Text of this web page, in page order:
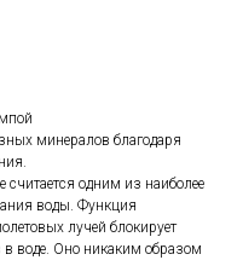
минералов благодаря
одним из наиболее
воды. Функция
лучей блокирует
воде. Оно никаким образом